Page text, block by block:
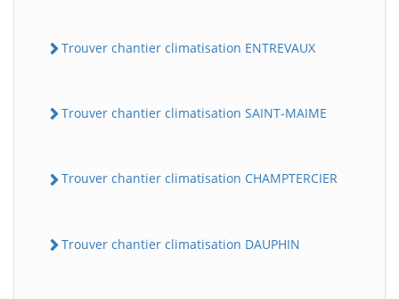
Trouver chantier climatisation ENTREVAUX
Trouver chantier climatisation SAINT-MAIME
Trouver chantier climatisation CHAMPTERCIER
Trouver chantier climatisation DAUPHIN